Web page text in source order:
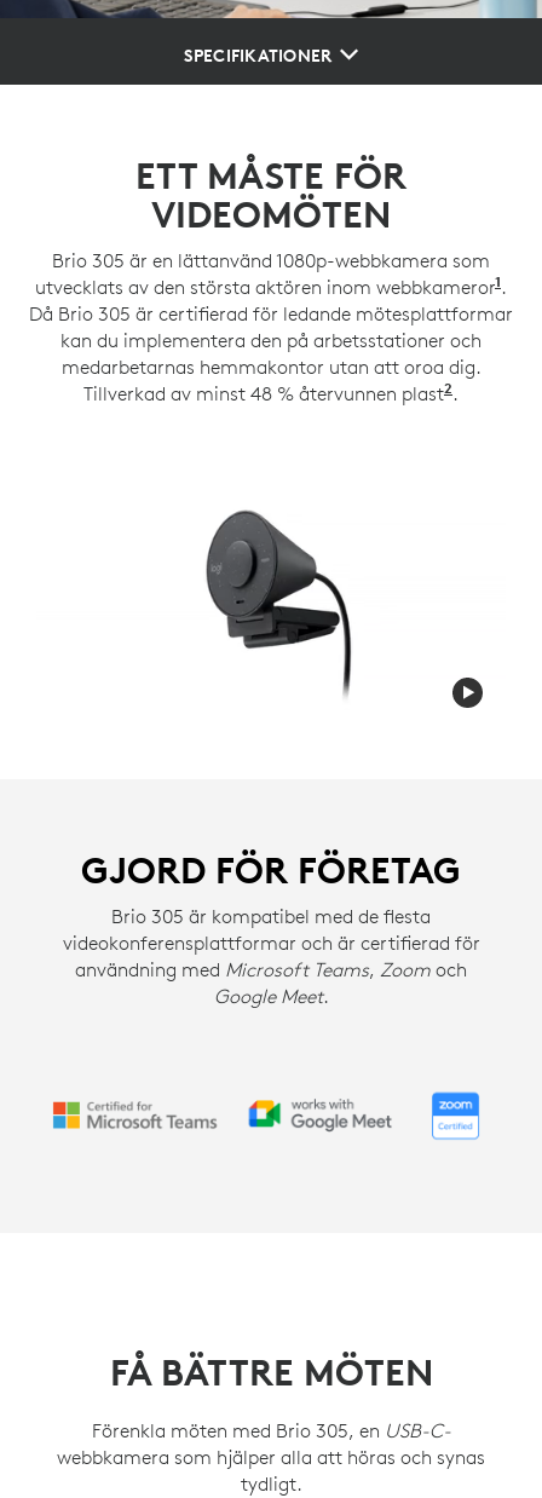
SPECIFIKATIONER
ETT MÅSTE FÖR
VIDEOMÖTEN
Brio 305 är en lättanvänd 1080p-webbkamera som
utvecklats av den största aktören inom webbkameror1 .
Då Brio 305 är certifierad för ledande mötesplattformar
kan du implementera den på arbetsstationer och
medarbetarnas hemmakontor utan att oroa dig.
Tillverkad av minst 48 % återvunnen plast2 62 % för
.
GJORD FÖR FÖRETAG
Brio 305 är kompatibel med de flesta
videokonferensplattformar och är certifierad för
användning med Microsoft Teams, Zoom och
Google Meet.
FÅ BÄTTRE MÖTEN
Förenkla möten med Brio 305, en USB-C-
webbkamera som hjälper alla att höras och synas
tydligt.